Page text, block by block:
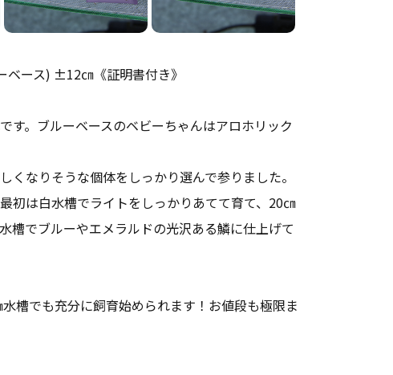
ベース) ±12㎝《証明書付き》
す。ブルーベースのベビーちゃんはアロホリック
くなりそうな個体をしっかり選んで参りました。
初は白水槽でライトをしっかりあてて育て、20㎝
槽でブルーやエメラルドの光沢ある鱗に仕上げて
槽でも充分に飼育始められます！お値段も極限ま